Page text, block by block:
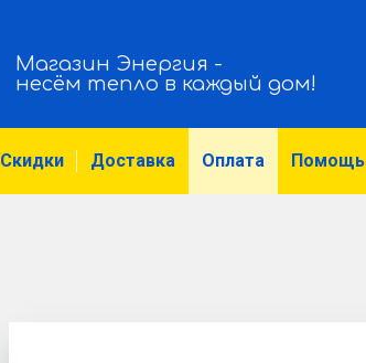
Магазин Энергия -
несём тепло в каждый дом!
Скидки Доставка Оплата Помощь